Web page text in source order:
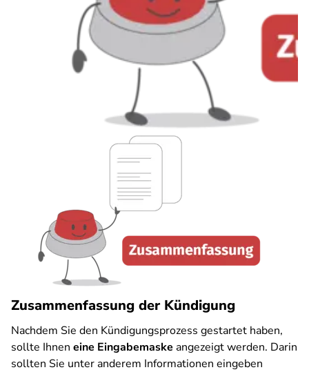
Zusammenfassung der Kündigung
Nachdem Sie den Kündigungsprozess gestartet haben,
sollte Ihnen eine Eingabemaske angezeigt werden. Darin
sollten Sie unter anderem Informationen eingeben